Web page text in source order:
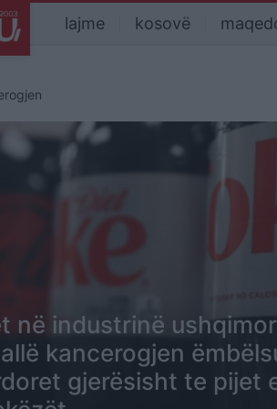
lajme kosovë
në industrinë
kancerogjen
gjerësisht te pijet